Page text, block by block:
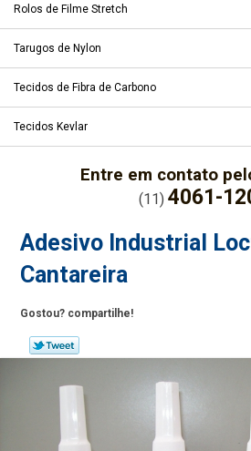
Rolos de Filme Stretch
Tarugos de Nylon
Tecidos de Fibra de Carbono
Tecidos Kevlar
Entre em contato
(11) 4061-
Adesivo Industrial
Cantareira
Gostou? compartilhe!